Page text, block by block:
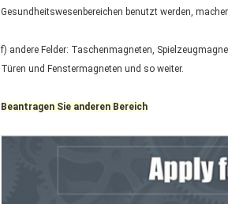
Gesundheitswesenbereichen benutzt werden,
f) andere Felder: Taschenmagneten,
Türen und Fenstermagneten und so weiter.
Beantragen Sie anderen Bereich